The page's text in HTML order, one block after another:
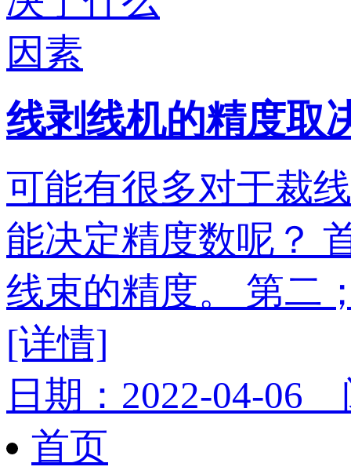
线剥线机的精度取
可能有很多对于裁
能决定精度数呢？
线束的精度。 第二
[详情]
日期：2022-04-06
首页